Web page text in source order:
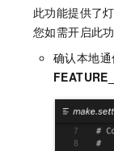
此功能提供了
您如需开启此
确认本地